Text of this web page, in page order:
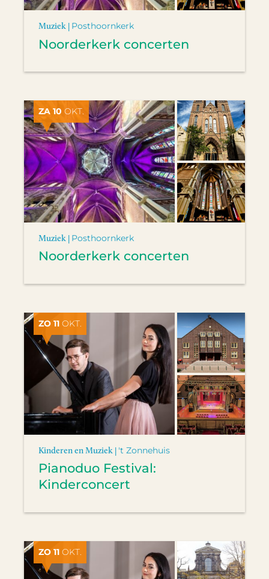
Muziek | Posthoornkerk
Noorderkerk concerten
ZA 10 OKT.
Muziek | Posthoornkerk
Noorderkerk concerten
ZO 11 OKT.
Kinderen en Muziek | 't Zonnehuis
Pianoduo Festival:
Kinderconcert
ZO 11 OKT.